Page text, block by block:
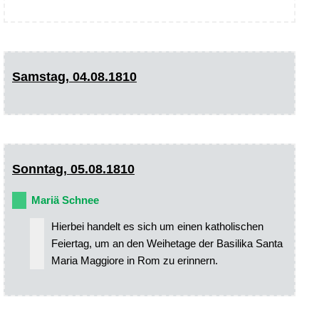
Samstag, 04.08.1810
Sonntag, 05.08.1810
Mariä Schnee
Hierbei handelt es sich um einen katholischen
Feiertag, um an den Weihetage der Basilika Santa
Maria Maggiore in Rom zu erinnern.